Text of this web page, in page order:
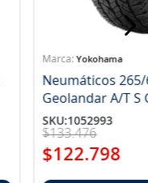
Yokohama
Neumáticos 265/
SKU:1052993
$133.476
$122.798